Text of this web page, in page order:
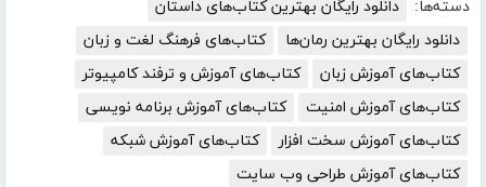
دسته‌ها:
دانلود رایگان بهترین کتاب‌های داستان
دانلود رایگان بهترین رمان‌ها
کتاب‌های فرهنگ لغت و زبان
کتاب‌های آموزش زبان
کتاب‌های آموزش و ترفند کامپیوتر
کتاب‌های آموزش امنیت
کتاب‌های آموزش برنامه نویسی
کتاب‌های آموزش سخت افزار
کتاب‌های آموزش شبکه
کتاب‌های آموزش طراحی وب سایت